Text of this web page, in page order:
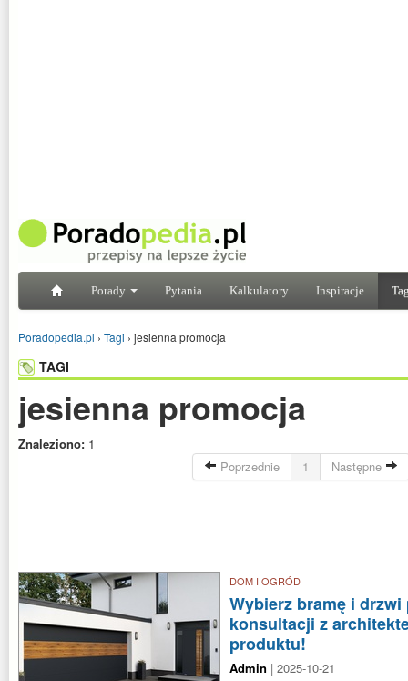
Porady Pytania Kalkulatory Inspiracje
Poradopedia.pl › Tagi › jesienna promocja
TAGI
jesienna promocja
Znaleziono: 1
Poprzednie
1 Następne
DOM I OGRÓD
Wybierz bramę i
konsultacji z
produktu!
Admin | 2025-10-21